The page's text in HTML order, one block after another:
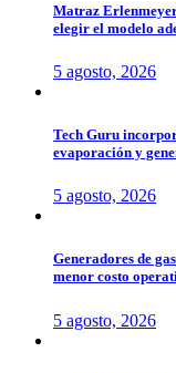
Matraz
elegir el modelo
5 agosto, 2026
Tech Guru
evaporación y
5 agosto, 2026
Generadores de
menor costo
5 agosto, 2026